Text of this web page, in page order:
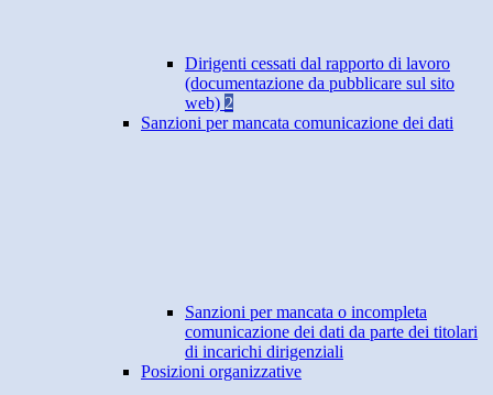
Dirigenti cessati dal rapporto di lavoro
(documentazione da pubblicare sul sito
web) 2
Sanzioni per mancata comunicazione dei dati
Sanzioni per mancata o incompleta
comunicazione dei dati da parte dei titolari
di incarichi dirigenziali
Posizioni organizzative